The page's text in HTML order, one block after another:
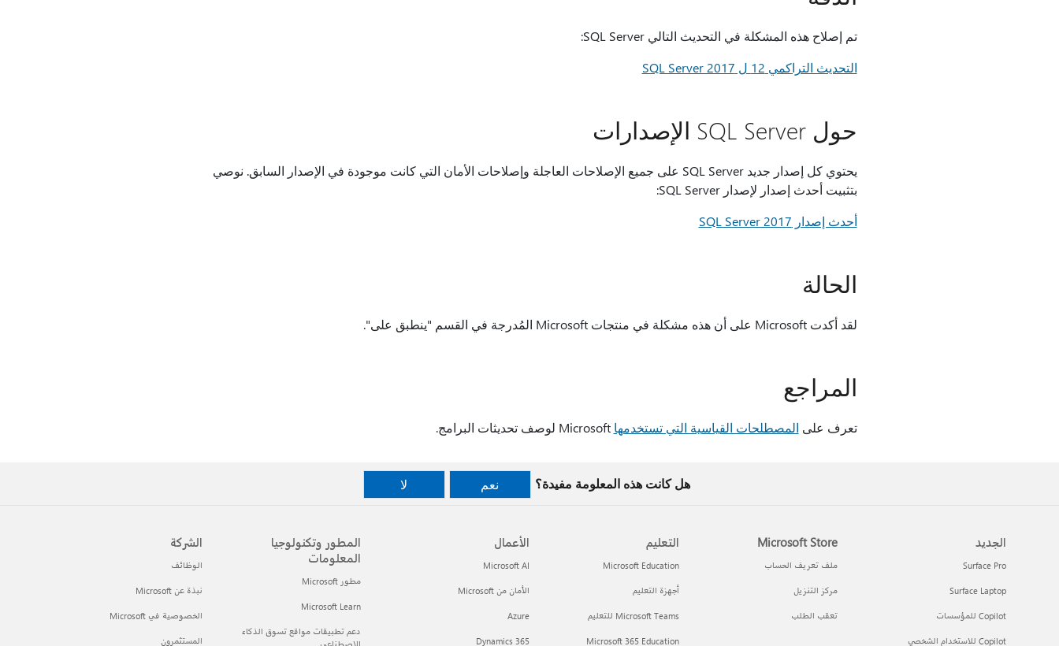
تم إصلاح هذه المشكلة في التحديث التالي SQL Server:
التحديث التراكمي 12 ل SQL Server 2017
حول SQL Server الإصدارات
يحتوي كل إصدار جديد SQL Server على جميع الإصلاحات العاجلة وإصلاحات الأمان التي كانت موجودة في الإصدار السابق. نوصي
بتثبيت أحدث إصدار لإصدار SQL Server:
أحدث إصدار SQL Server 2017
الحالة
لقد أكدت Microsoft على أن هذه مشكلة في منتجات Microsoft المُدرجة في القسم "ينطبق على".
المراجع
تعرف على المصطلحات القياسية التي تستخدمها Microsoft لوصف تحديثات البرامج.
هل كانت هذه المعلومة مفيدة؟ نعم لا
الجديد
Surface Pro
Surface Laptop
Copilot للمؤسسات
Copilot للاستخدام الشخصي
Microsoft Store
ملف تعريف الحساب
مركز التنزيل
تعقب الطلب
التعليم
Microsoft Education
أجهزة التعليم
Microsoft Teams للتعليم
Microsoft 365 Education
الأعمال
Microsoft AI
الأمان من Microsoft
Azure
Dynamics 365
المطور وتكنولوجيا
المعلومات
مطور Microsoft
Microsoft Learn
دعم تطبيقات مواقع تسوق الذكاء
الشركة
الوظائف
نبذة عن Microsoft
الخصوصية في Microsoft
المستثمرون